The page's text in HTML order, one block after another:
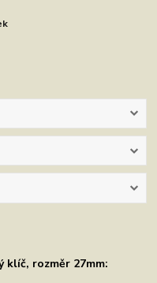
klíč, rozměr 27mm: